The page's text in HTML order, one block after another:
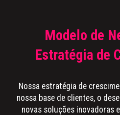
Modelo de
Estratégia de
Nossa estratégia de
nossa base de clientes, o
novas soluções inovadoras